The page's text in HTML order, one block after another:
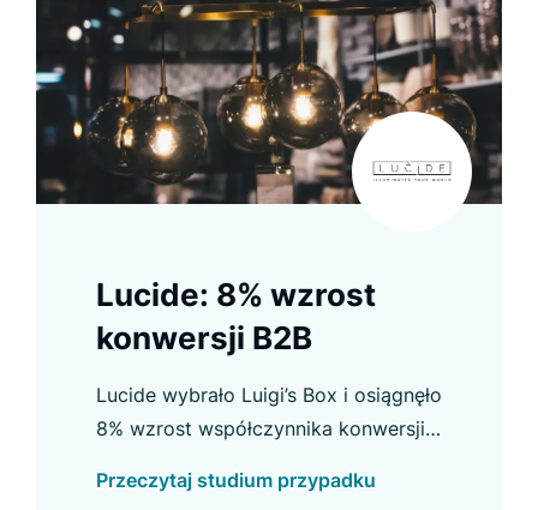
Lucide: 8% wzrost
konwersji B2B
Lucide wybrało Luigi’s Box i osiągnęło
8% wzrost współczynnika konwersji
szczegóły w case study.
Przeczytaj studium przypadku